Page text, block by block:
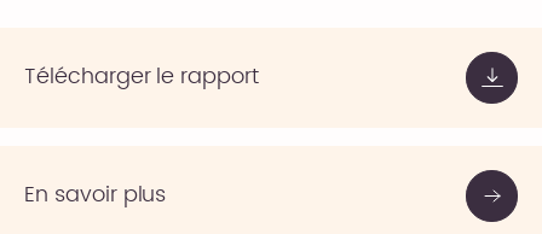
Télécharger le rapport
En savoir plus